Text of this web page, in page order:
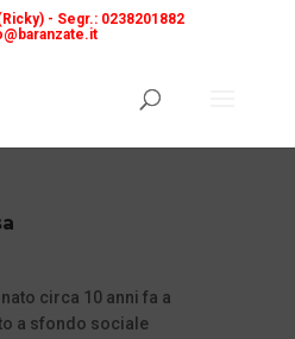
- Segr.: 0238201882
circa 10 anni fa a
a sfondo sociale